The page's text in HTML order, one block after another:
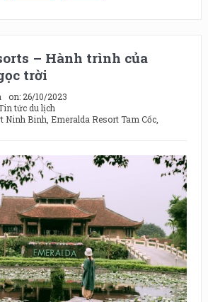
– Hành trình của
trời
on: 26/10/2023
tức du lịch
Ninh Binh Emeralda Resort Tam Cốc,